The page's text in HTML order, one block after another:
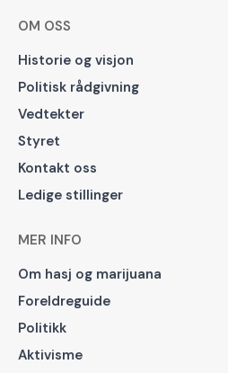
OM OSS
Historie og visjon
Politisk rådgivning
Vedtekter
Styret
Kontakt oss
Ledige stillinger
MER INFO
Om hasj og marijuana
Foreldreguide
Politikk
Aktivisme